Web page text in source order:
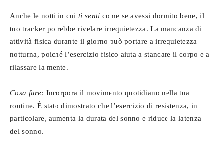
Anche le notti in cuiti senti come se avessi dormito bene, il
tuo tracker potrebbe rivelare irrequietezza. La mancanza di
attività fisica durante il giorno può portare a irrequietezza
notturna, poiché l’esercizio fisico aiuta a stancare il corpo e a
rilassare la mente.
Cosa fare: Incorpora il movimento quotidiano nella tua
routine. È stato dimostrato che l’esercizio di resistenza, in
particolare, aumenta la durata del sonno e riduce la latenza
del sonno.